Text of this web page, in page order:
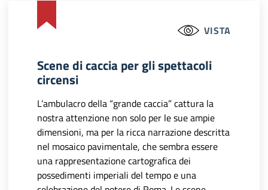
VISTA
Scene di caccia per gli spettacoli
circensi
L’ambulacro della “grande caccia” cattura la
nostra attenzione non solo per le sue ampie
dimensioni, ma per la ricca narrazione descritta
nel mosaico pavimentale, che sembra essere
una rappresentazione cartografica dei
possedimenti imperiali del tempo e una